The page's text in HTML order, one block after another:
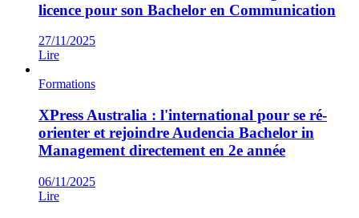
licence pour son Bachelor en Communication
27/11/2025
Lire
Formations
XPress Australia : l'international pour se ré-
orienter et rejoindre Audencia Bachelor in
Management directement en 2e année
06/11/2025
Lire